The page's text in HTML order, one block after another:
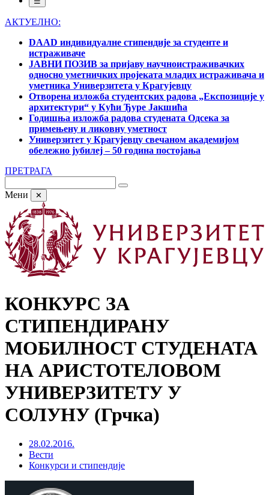
АКТУЕЛНО:
DAAD индивидуалне стипендије за студенте и
истраживаче
ЈАВНИ ПОЗИВ за пријаву научноистраживачких
односно уметничких пројеката младих истраживача и
уметника Универзитета у Крагујевцу
Отворена изложба студентских радова „Експозиције у
архитектури“ у Кући Ђуре Јакшића
Годишња изложба радова студената Одсека за
примењену и ликовну уметност
Универзитет у Крагујевцу свечаном академијом
обележио јубилеј – 50 година постојања
ПРЕТРАГА
Мени ✕
КОНКУРС ЗА
СТИПЕНДИРАНУ
МОБИЛНОСТ СТУДЕНАТА
НА АРИСТОТЕЛОВОМ
УНИВЕРЗИТЕТУ У
СОЛУНУ (Грчка)
28.02.2016.
Вести
Конкурси и стипендије